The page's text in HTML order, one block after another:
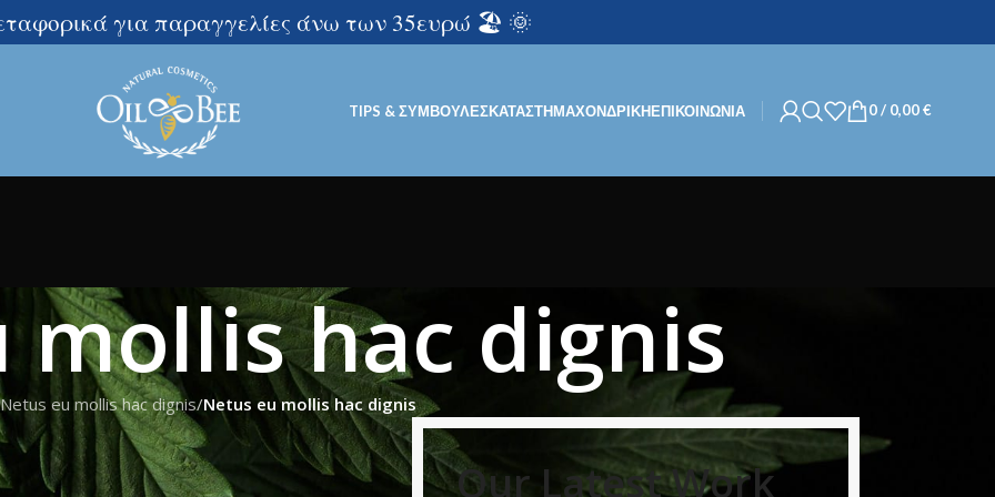
για παραγγελίες άνω των 35ευρώ 🏖️ 🌞
TIPS & ΣΥΜΒΟΥΛΈΣΚΑΤΑΣΤΗΜΑΧΟΝΔΡΙΚΉΕΠΙΚΟΙΝΩΝΙΑ 0/ 0,00€
mollis hac dignis
Netus eu mollis hac dignis/Netus eu mollis hac dignis
Our Latest Work